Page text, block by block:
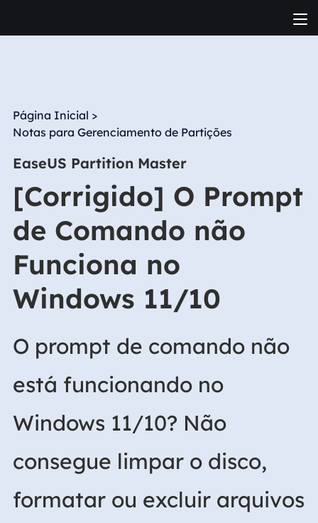
Página Inicial >
Notas para Gerenciamento de Partições
EaseUS Partition Master
[Corrigido] O Prompt
de Comando não
Funciona no
Windows 11/10
O prompt de comando não
está funcionando no
Windows 11/10? Não
consegue limpar o disco,
formatar ou excluir arquivos